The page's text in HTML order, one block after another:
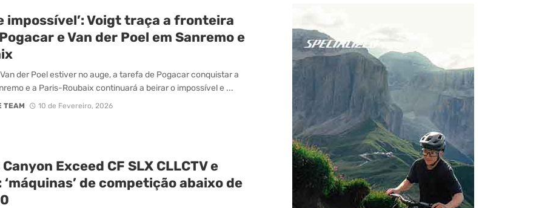
impossível’: Voigt traça a fronteira
e Van der Poel em Sanremo e
der Poel estiver no auge, a tarefa de Pogacar conquistar a
e a Paris-Roubaix continuará a beirar o impossível e ...
TEAM 10 de Fevereiro, 2026
Exceed CF SLX CLLCTV e
‘máquinas’ de competição abaixo de